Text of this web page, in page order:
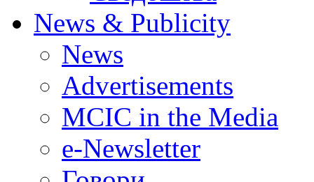
News & Publicity
News
Advertisements
MCIC in the Media
e-Newsletter